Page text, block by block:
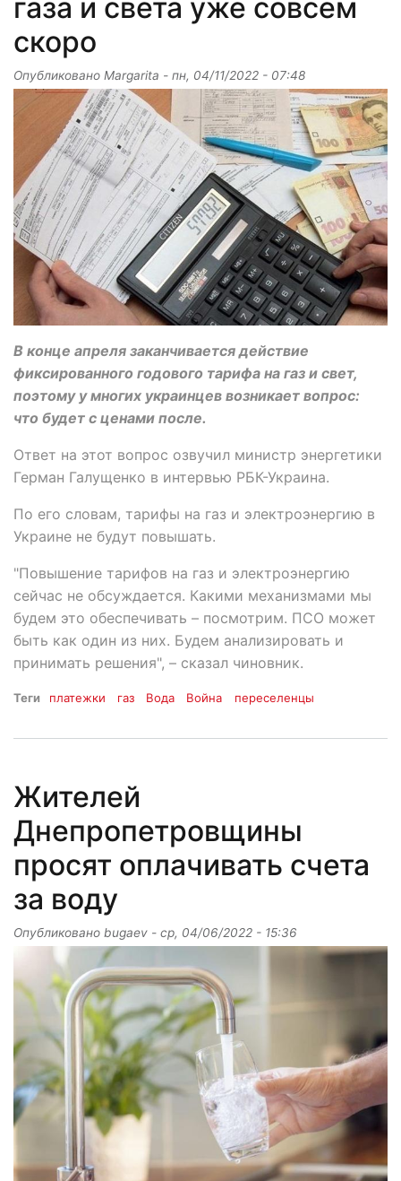
газа и света уже совсем
скоро
Опубликовано Margarita - пн, 04/11/2022 - 07:48
В конце апреля заканчивается действие
фиксированного годового тарифа на газ и свет,
поэтому у многих украинцев возникает вопрос:
что будет с ценами после.
Ответ на этот вопрос озвучил министр энергетики
Герман Галущенко в интервью РБК-Украина.
По его словам, тарифы на газ и электроэнергию в
Украине не будут повышать.
"Повышение тарифов на газ и электроэнергию
сейчас не обсуждается. Какими механизмами мы
будем это обеспечивать – посмотрим. ПСО может
быть как один из них. Будем анализировать и
принимать решения", – сказал чиновник.
Теги платежки газ Вода Война переселенцы
Жителей
Днепропетровщины
просят оплачивать счета
за воду
Опубликовано bugaev - ср, 04/06/2022 - 15:36